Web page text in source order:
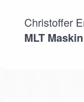
Christoffer
MLT